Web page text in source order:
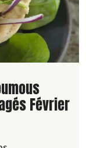
Février